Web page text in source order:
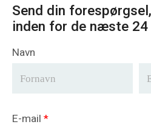
Send din
inden for de næste
Navn
E-mail *